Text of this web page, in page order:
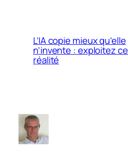
L’IA copie mieux qu’elle
n’invente : exploitez
réalité